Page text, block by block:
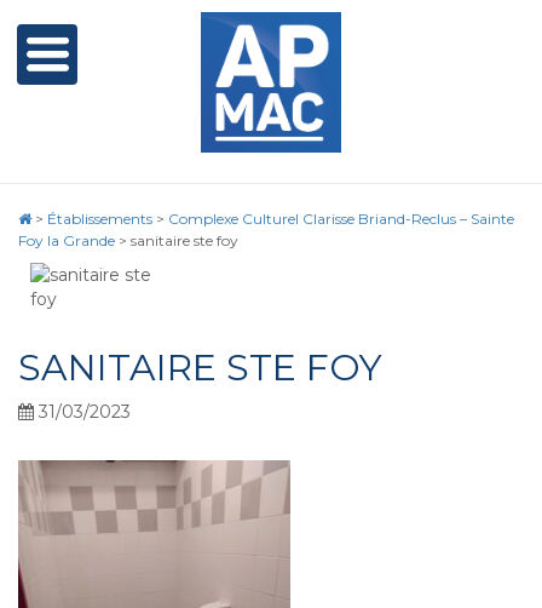
> Établissements > Complexe Culturel Clarisse Briand-Reclus – Sainte
Foy la Grande > sanitaire ste foy
SANITAIRE STE FOY
31/03/2023